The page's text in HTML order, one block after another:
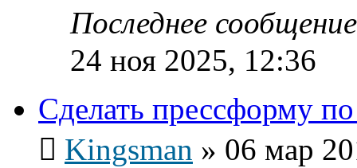
Последнее
24 ноя 2025, 12:36
Сделать прессформу
Kingsman » 06 мар